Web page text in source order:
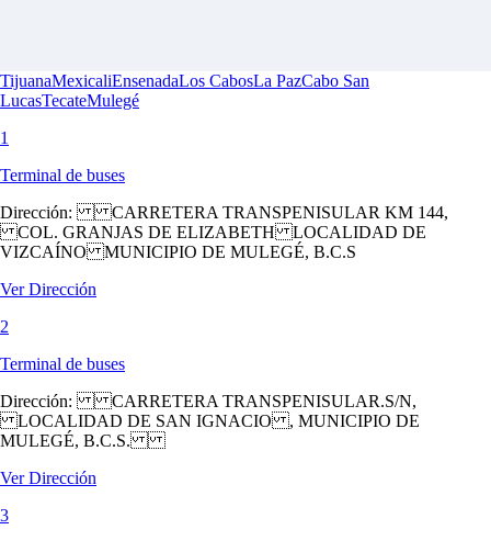
TijuanaMexicaliEnsenadaLos CabosLa PazCabo San
LucasTecateMulegé
1
Terminal de buses
Dirección: CARRETERA TRANSPENISULAR KM 144,
COL. GRANJAS DE ELIZABETH LOCALIDAD DE
VIZCAÍNO MUNICIPIO DE MULEGÉ, B.C.S
Ver Dirección
2
Terminal de buses
Dirección: CARRETERA TRANSPENISULAR.S/N,
LOCALIDAD DE SAN IGNACIO , MUNICIPIO DE
MULEGÉ, B.C.S.
Ver Dirección
3